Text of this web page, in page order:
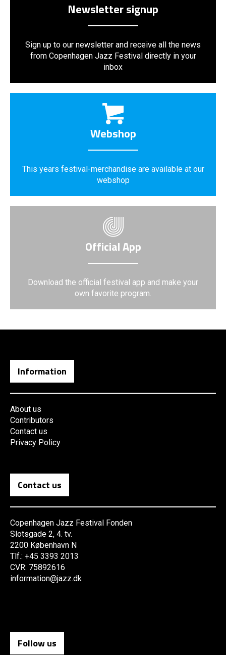
Newsletter signup
Sign up to our newsletter and receive all the news
from Copenhagen Jazz Festival directly in your
inbox
Webshop
This years festival-merchandise are available at our
webshop
Official App
Download the official festival app and make your
own favorite program.
Information
About us
Contributors
Contact us
Privacy Policy
Contact us
Copenhagen Jazz Festival Fonden
Slotsgade 2, 4. tv.
2200 København N
Tlf.: +45 3393 2013
CVR: 75892616
information@jazz.dk
Follow us